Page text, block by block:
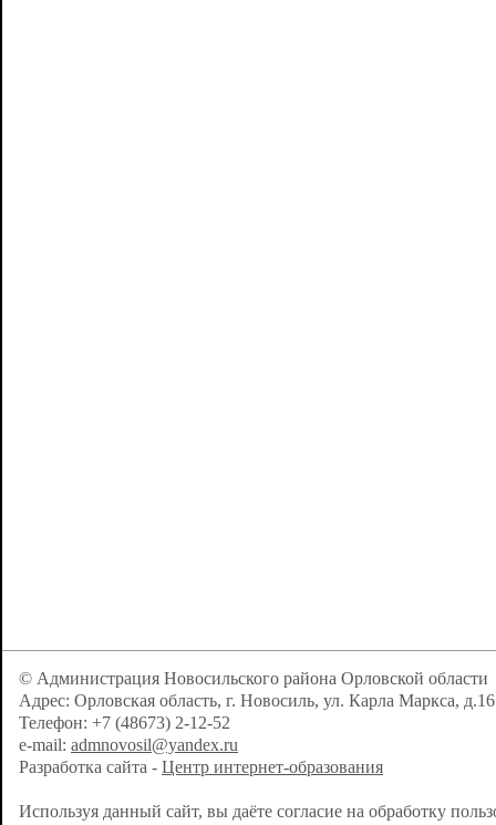
© Администрация Новосильского района Орловской области
Адрес: Орловская область, г. Новосиль, ул. Карла Маркса, д.16
Телефон: +7 (48673) 2-12-52
e-mail: admnovosil@yandex.ru
Разработка сайта - Центр интернет-образования
Используя данный сайт, вы даёте согласие на обработку